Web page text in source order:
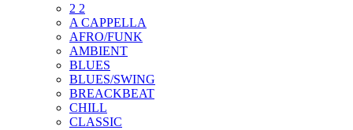
2 2
A CAPPELLA
AFRO/FUNK
AMBIENT
BLUES
BLUES/SWING
BREACKBEAT
CHILL
CLASSIC